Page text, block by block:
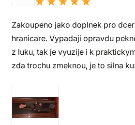
Zakoupeno jako doplnek pro
hranicare. Vypadaji opravdu
z luku, tak je vyuzije i k
zda trochu zmeknou, je to silna